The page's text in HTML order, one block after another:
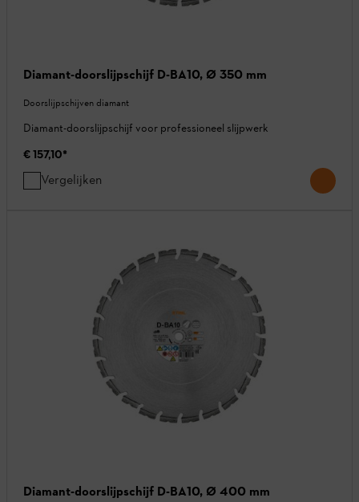
Diamant-doorslijpschijf D-BA10, Ø 350 mm
Doorslijpschijven diamant
Diamant-doorslijpschijf voor professioneel slijpwerk
€ 157,10*
Vergelijken
Diamant-doorslijpschijf D-BA10, Ø 400 mm